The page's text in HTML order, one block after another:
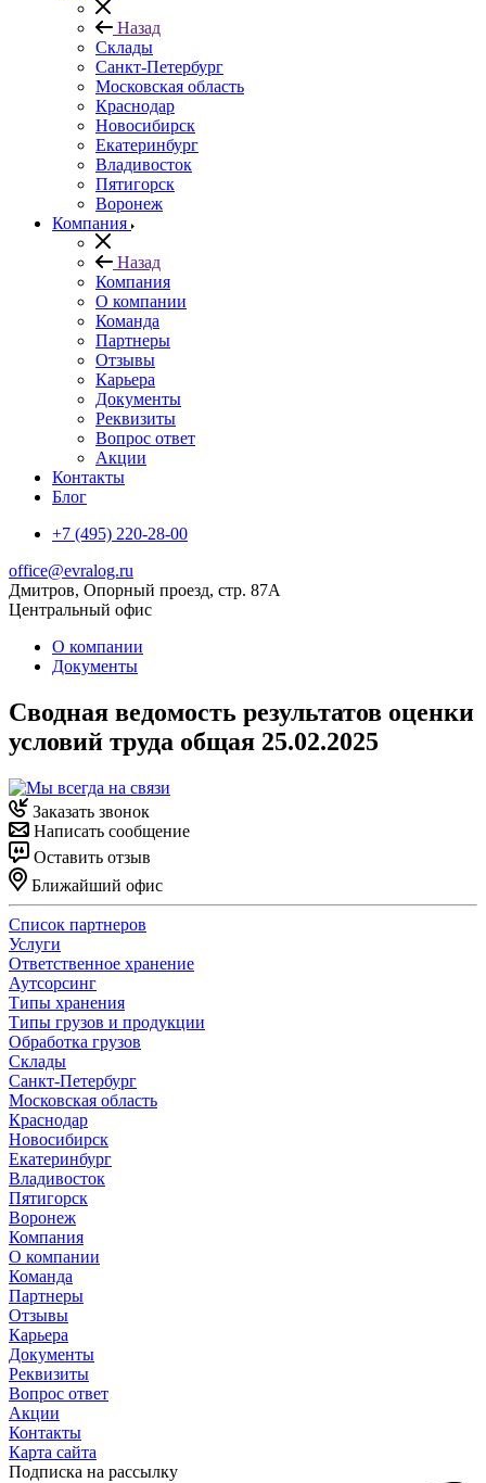
Назад
Склады
Санкт-Петербург
Московская область
Краснодар
Новосибирск
Екатеринбург
Владивосток
Пятигорск
Воронеж
Компания
Назад
Компания
О компании
Команда
Партнеры
Отзывы
Карьера
Документы
Реквизиты
Вопрос ответ
Акции
Контакты
Блог
+7 (495) 220-28-00
office@evralog.ru
Дмитров, Опорный проезд, стр. 87А
Центральный офис
О компании
Документы
Сводная ведомость результатов оценки
условий труда общая 25.02.2025
Заказать звонок
Написать сообщение
Оставить отзыв
Ближайший офис
Список партнеров
Услуги
Ответственное хранение
Аутсорсинг
Типы хранения
Типы грузов и продукции
Обработка грузов
Склады
Санкт-Петербург
Московская область
Краснодар
Новосибирск
Екатеринбург
Владивосток
Пятигорск
Воронеж
Компания
О компании
Команда
Партнеры
Отзывы
Карьера
Документы
Реквизиты
Вопрос ответ
Акции
Контакты
Карта сайта
Подписка на рассылку